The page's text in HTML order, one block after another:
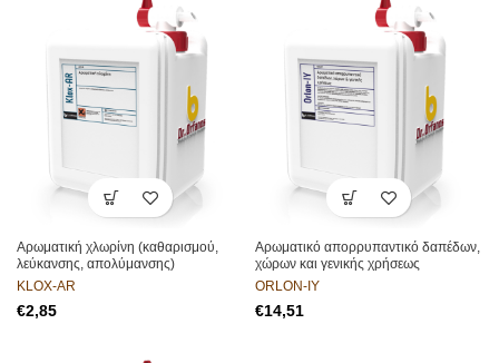
Αρωματική χλωρίνη (καθαρισμού,
λεύκανσης, απολύμανσης)
KLOX-AR
€
Αρωματικό απορρυπαντικό δαπέδων,
χώρων και γενικής χρήσεως
ORLON-IY
€